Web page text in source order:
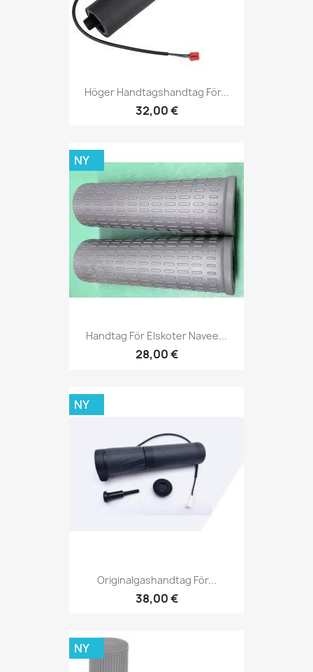
Höger Handtagshandtag För...
32,00 €
Handtag För Elskoter Navee...
28,00 €
NY
Originalgashandtag För...
38,00 €
NY
NY